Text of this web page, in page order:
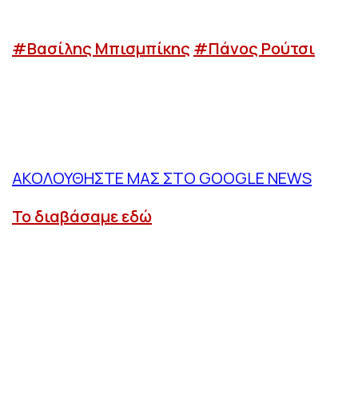
#Βασίλης Μπισμπίκης #Πάνος Ρούτσι
ΑΚΟΛΟΥΘΗΣΤΕ ΜΑΣ ΣΤΟ GOOGLE NEWS
Το διαβάσαμε εδώ